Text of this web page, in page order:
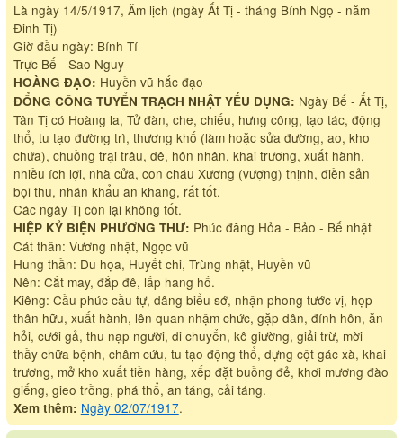
Là ngày 14/5/1917, Âm lịch (ngày Ất Tị - tháng Bính Ngọ - năm
Đinh Tị)
Giờ đầu ngày: Bính Tí
Trực Bế - Sao Nguy
HOÀNG ĐẠO: Huyền vũ hắc đạo
ĐỔNG CÔNG TUYỂN TRẠCH NHẬT YẾU DỤNG: Ngày Bế - Ất Tị,
Tân Tị có Hoàng la, Tử đàn, che, chiếu, hưng công, tạo tác, động
thổ, tu tạo đường trì, thương khố (làm hoặc sửa đường, ao, kho
chứa), chuồng trại trâu, dê, hôn nhân, khai trương, xuất hành,
nhiều ích lợi, nhà cửa, con cháu Xương (vượng) thịnh, điền sản
bội thu, nhân khẩu an khang, rất tốt.
Các ngày Tị còn lại không tốt.
HIỆP KỶ BIỆN PHƯƠNG THƯ: Phúc đăng Hỏa - Bảo - Bế nhật
Cát thần: Vương nhật, Ngọc vũ
Hung thần: Du họa, Huyết chi, Trùng nhật, Huyền vũ
Nên: Cắt may, đắp đê, lấp hang hố.
Kiêng: Cầu phúc cầu tự, dâng biểu sớ, nhận phong tước vị, họp
thân hữu, xuất hành, lên quan nhậm chức, gặp dân, đính hôn, ăn
hỏi, cưới gả, thu nạp người, di chuyển, kê giường, giải trừ, mời
thầy chữa bệnh, châm cứu, tu tạo động thổ, dựng cột gác xà, khai
trương, mở kho xuất tiền hàng, xếp đặt buồng đẻ, khơi mương đào
giếng, gieo trồng, phá thổ, an táng, cải táng.
Xem thêm: Ngày 02/07/1917.